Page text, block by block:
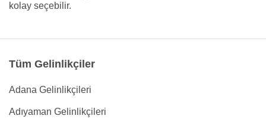
kolay seçebilir.
Tüm Gelinlikçiler
Adana Gelinlikçileri
Adıyaman Gelinlikçileri